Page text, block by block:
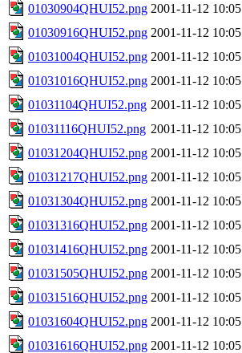
01030904QHUI52.png 2001-11-12 10:05
01030916QHUI52.png 2001-11-12 10:05
01031004QHUI52.png 2001-11-12 10:05
01031016QHUI52.png 2001-11-12 10:05
01031104QHUI52.png 2001-11-12 10:05
01031116QHUI52.png 2001-11-12 10:05
01031204QHUI52.png 2001-11-12 10:05
01031217QHUI52.png 2001-11-12 10:05
01031304QHUI52.png 2001-11-12 10:05
01031316QHUI52.png 2001-11-12 10:05
01031416QHUI52.png 2001-11-12 10:05
01031505QHUI52.png 2001-11-12 10:05
01031516QHUI52.png 2001-11-12 10:05
01031604QHUI52.png 2001-11-12 10:05
01031616QHUI52.png 2001-11-12 10:05